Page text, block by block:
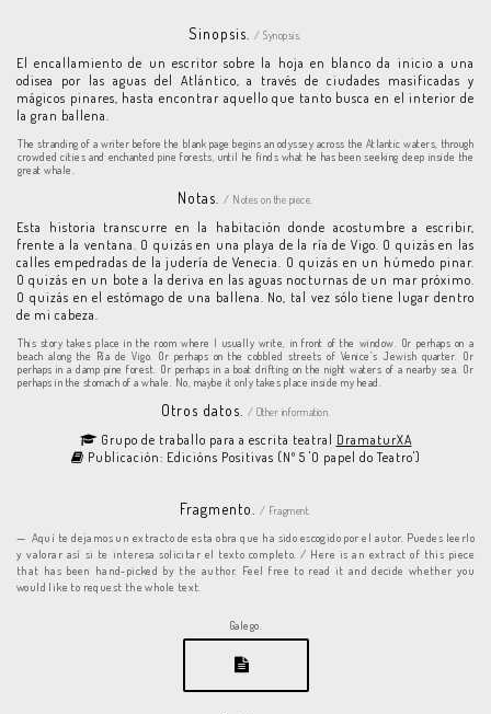
Sinopsis./ Synopsis.
El encallamiento de un escritor sobre la hoja en blanco da inicio a una
odisea por las aguas del Atlántico, a través de ciudades masificadas y
mágicos pinares, hasta encontrar aquello que tanto busca en el interior de
la gran ballena.
The stranding of a writer before the blank page begins an odyssey across the Atlantic waters, through
crowded cities and enchanted pine forests, until he finds what he has been seeking deep inside the
great whale.
Notas./ Notes on the piece.
Esta historia transcurre en la habitación donde acostumbre a escribir,
frente a la ventana. O quizás en una playa de la ría de Vigo. O quizás en las
calles empedradas de la judería de Venecia. O quizás en un húmedo pinar.
O quizás en un bote a la deriva en las aguas nocturnas de un mar próximo.
O quizás en el estómago de una ballena. No, tal vez sólo tiene lugar dentro
de mi cabeza.
This story takes place in the room where I usually write, in front of the window. Or perhaps on a
beach along the Ría de Vigo. Or perhaps on the cobbled streets of Venice’s Jewish quarter. Or
perhaps in a damp pine forest. Or perhaps in a boat drifting on the night waters of a nearby sea. Or
perhaps in the stomach of a whale. No, maybe it only takes place inside my head.
Otros datos. / Other information.
Grupo de traballo para a escrita teatral DramaturXA
Publicación: Edicións Positivas (Nº 5 'O papel do Teatro')
Fragmento./ Fragment.
Aquí te dejamos un extracto de esta obra que ha sido escogido por el autor. Puedes leerlo
y valorar así si te interesa solicitar el texto completo. / Here is an extract of this piece
that has been hand-picked by the author. Feel free to read it and decide whether you
would like to request the whole text.
Galego.